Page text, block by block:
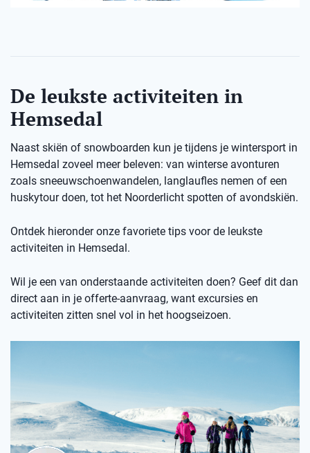
De leukste activiteiten in
Hemsedal
Naast skiën of snowboarden kun je tijdens je wintersport in
Hemsedal zoveel meer beleven: van winterse avonturen
zoals sneeuwschoenwandelen, langlaufles nemen of een
huskytour doen, tot het Noorderlicht spotten of avondskiën.
Ontdek hieronder onze favoriete tips voor de leukste
activiteiten in Hemsedal.
Wil je een van onderstaande activiteiten doen? Geef dit dan
direct aan in je offerte-aanvraag, want excursies en
activiteiten zitten snel vol in het hoogseizoen.